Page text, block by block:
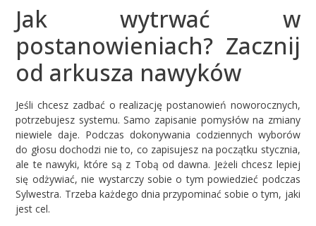
Jak wytrwać w
postanowieniach? Zacznij
od arkusza nawyków
Jeśli chcesz zadbać o realizację postanowień noworocznych,
potrzebujesz systemu. Samo zapisanie pomysłów na zmiany
niewiele daje. Podczas dokonywania codziennych wyborów
do głosu dochodzi nie to, co zapisujesz na początku stycznia,
ale te nawyki, które są z Tobą od dawna. Jeżeli chcesz lepiej
się odżywiać, nie wystarczy sobie o tym powiedzieć podczas
Sylwestra. Trzeba każdego dnia przypominać sobie o tym, jaki
jest cel.